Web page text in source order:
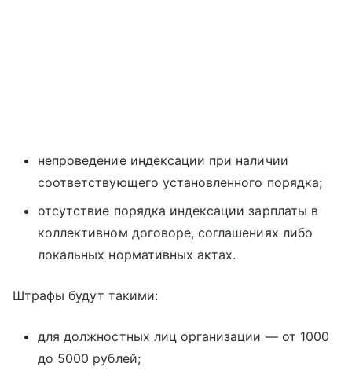
непроведение индексации при наличии
соответствующего установленного порядка;
отсутствие порядка индексации зарплаты в
коллективном договоре, соглашениях либо
локальных нормативных актах.
Штрафы будут такими:
для должностных лиц организации — от 1000
до 5000 рублей;